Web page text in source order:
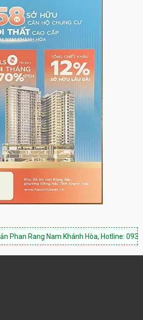
Khánh Hòa, Hotline: 0933.843.118